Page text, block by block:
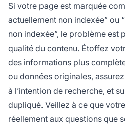
Si votre page est marquée
actuellement non indexée” ou
non indexée”, le problème est
qualité du contenu. Étoffez
des informations plus
ou données originales,
à l’intention de recherche, et
dupliqué. Veillez à ce que
réellement aux questions que